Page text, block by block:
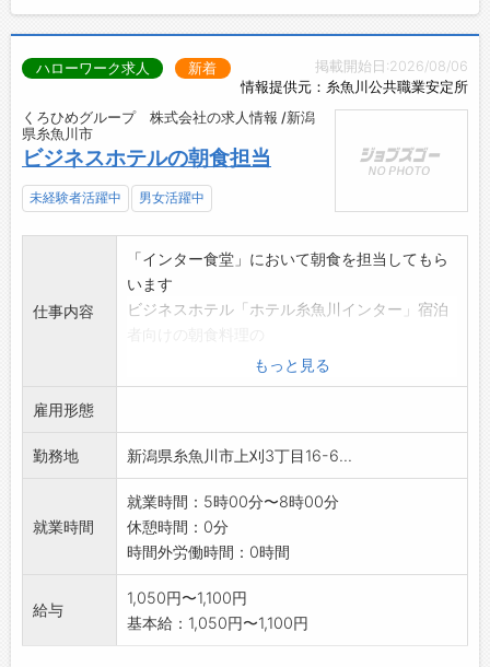
掲載開始日:2026/08/06
情報提供元：糸魚川公共職業安定所
ハローワーク求人 新着
くろひめグループ 株式会社の求人情報 /新潟
県糸魚川市
ビジネスホテルの朝食担当
未経験者活躍中 男女活躍中
仕事内容
「インター食堂」において朝食を担当してもら
います
ビジネスホテル「ホテル糸魚川インター」宿泊
調理、並びにセッティング、片付、来客対応
*年平均1日当たり20～30食程度あります
もっと見る
雇用形態
勤務地 新潟県糸魚川市上刈3丁目16-6...
就業時間
就業時間：5時00分〜8時00分
休憩時間：0分
時間外労働時間：0時間
給与
1,050円〜1,100円
基本給：1,050円〜1,100円